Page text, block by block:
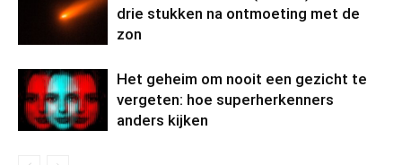
drie stukken na ontmoeting met de
zon
Het geheim om nooit een gezicht te
vergeten: hoe superherkenners
anders kijken